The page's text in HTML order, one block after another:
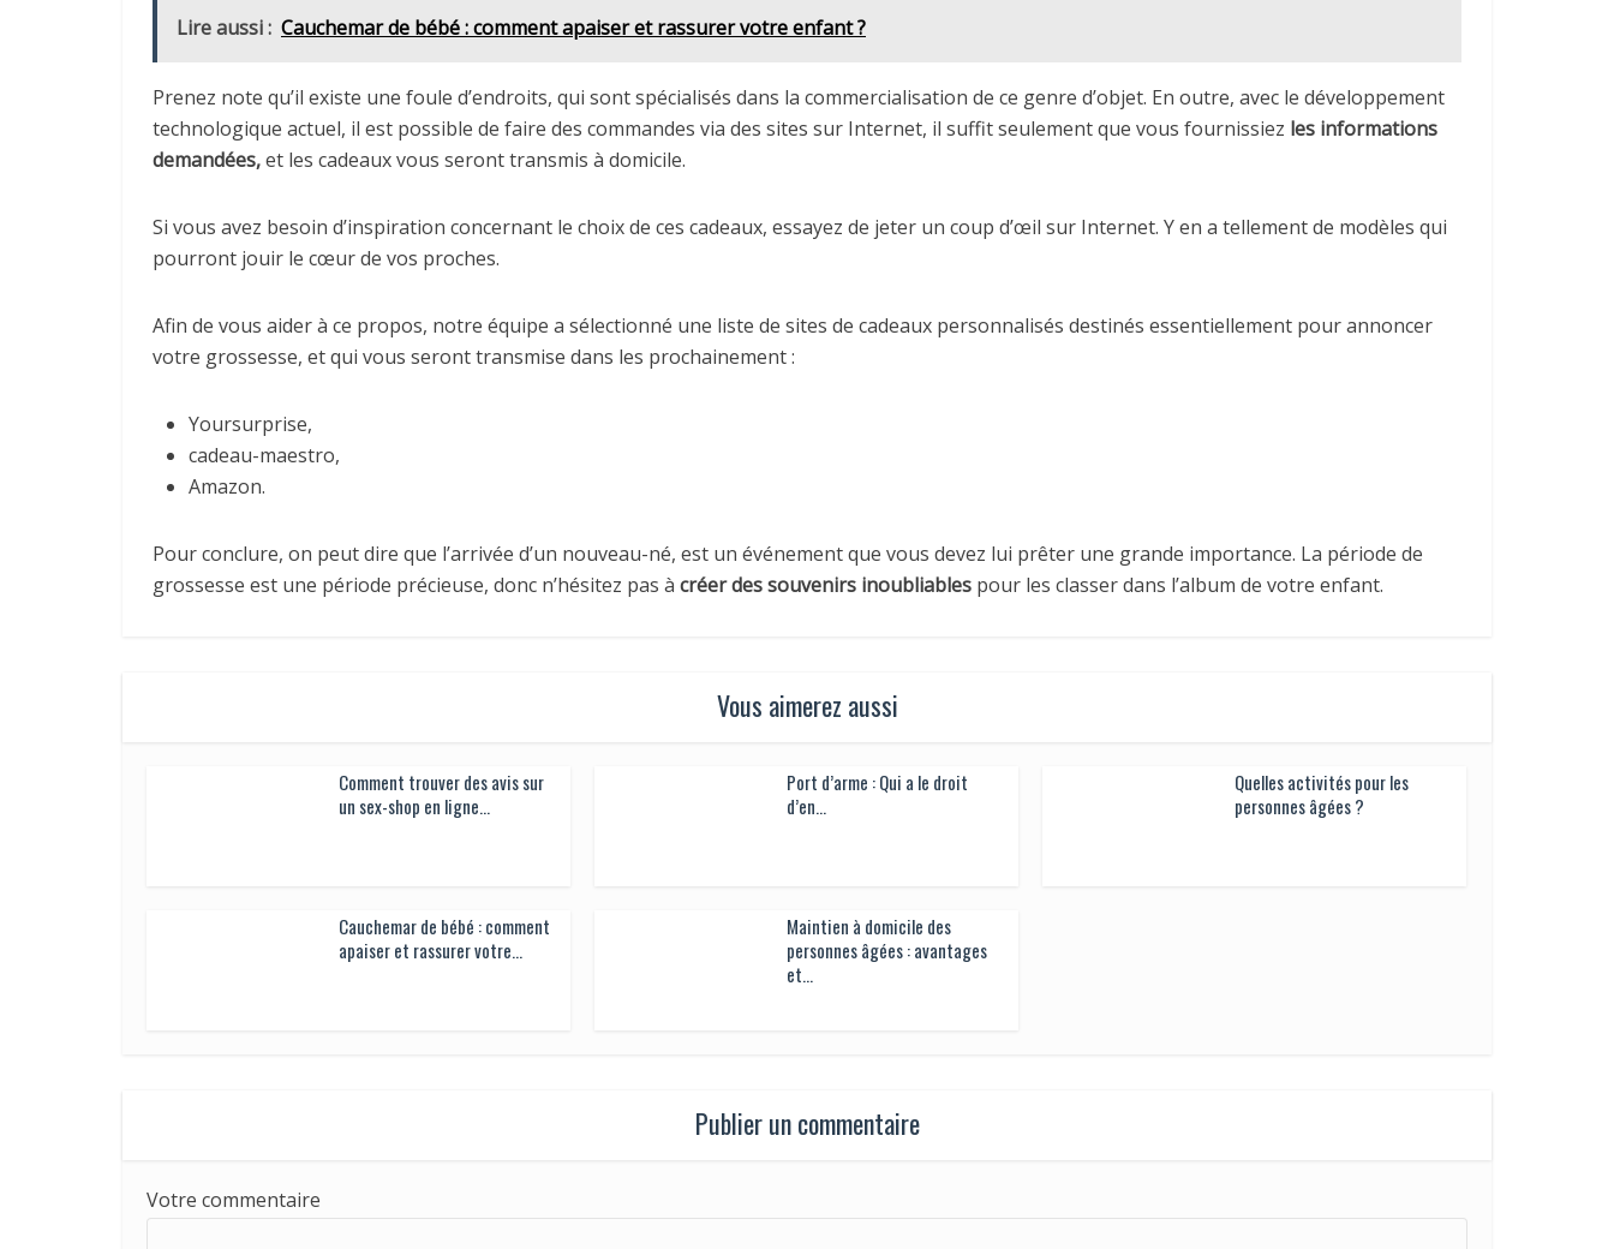
Lire aussi : Cauchemar de bébé : comment apaiser et rassurer votre enfant ?
Prenez note qu’il existe une foule d’endroits, qui sont spécialisés dans la commercialisation de ce genre d’objet. En outre, avec le développement
technologique actuel, il est possible de faire des commandes via des sites sur Internet, il suffit seulement que vous fournissiez les informations
demandées,et les cadeaux vous seront transmis à domicile.
Si vous avez besoin d’inspiration concernant le choix de ces cadeaux, essayez de jeter un coup d’œil sur Internet. Y en a tellement de modèles qui
pourront jouir le cœur de vos proches.
Afin de vous aider à ce propos, notre équipe a sélectionné une liste de sites de cadeaux personnalisés destinés essentiellement pour annoncer
votre grossesse, et qui vous seront transmise dans les prochainement :
Yoursurprise,
cadeau-maestro,
Amazon.
Pour conclure, on peut dire que l’arrivée d’un nouveau-né, est un événement que vous devez lui prêter une grande importance. La période de
grossesse est une période précieuse, donc n’hésitez pas à créer des souvenirs inoubliables pour les classer dans l’album de votre enfant.
Vous aimerez aussi
Comment trouver des avis sur
un sex-shop en ligne...
Port d’arme : Qui a le droit
d’en...
Quelles activités pour les
personnes âgées ?
Cauchemar de bébé : comment
apaiser et rassurer votre...
Maintien à domicile des
personnes âgées : avantages
et...
Publier un commentaire
Votre commentaire